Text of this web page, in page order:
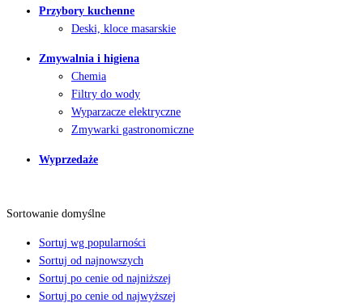
Przybory kuchenne
Deski, kloce masarskie
Zmywalnia i higiena
Chemia
Filtry do wody
Wyparzacze elektryczne
Zmywarki gastronomiczne
Wyprzedaże
Sortowanie domyślne
Sortuj wg popularności
Sortuj od najnowszych
Sortuj po cenie od najniższej
Sortuj po cenie od najwyższej